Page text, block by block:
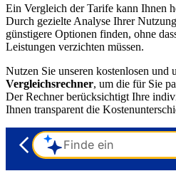
Ein Vergleich der Tarife kann Ihnen
Durch gezielte Analyse Ihrer
günstigere Optionen finden, ohne
Leistungen verzichten müssen.
Nutzen Sie unseren kostenlosen und
Vergleichsrechner, um die für Sie
Der Rechner berücksichtigt Ihre
Ihnen transparent die